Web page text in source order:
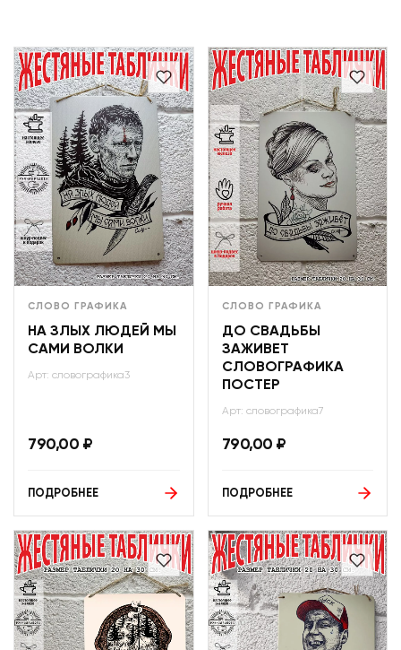
СЛОВО ГРАФИКА
НА ЗЛЫХ ЛЮДЕЙ МЫ
САМИ ВОЛКИ
Арт: словографика3
790,00 ₽
ПОДРОБНЕЕ
СЛОВО ГРАФИКА
ДО СВАДЬБЫ
ЗАЖИВЕТ
СЛОВОГРАФИКА
ПОСТЕР
Арт: словографика7
790,00 ₽
ПОДРОБНЕЕ